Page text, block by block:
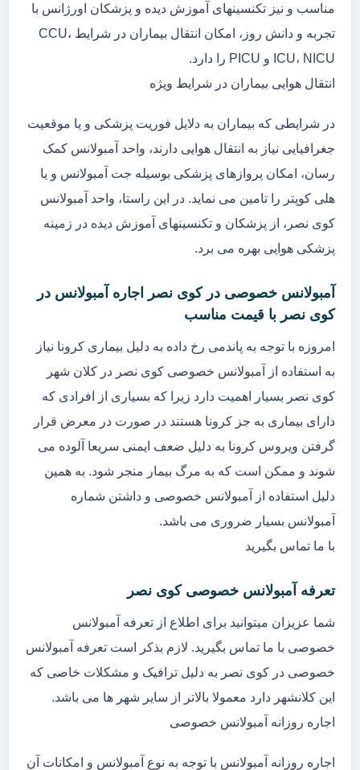
مناسب و نیز تکنسینهای آموزش دیده و پزشکان اورژانس با
تجربه و دانش روز، امکان انتقال بیماران در شرایط CCU،
ICU، NICU و PICU را دارد.
انتقال هوایی بیماران در شرایط ویژه
در شرایطی که بیماران به دلایل فوریت پزشکی و یا موقعیت
جغرافیایی نیاز به انتقال هوایی دارند، واحد آمبولانس کمک
رسان، امکان پروازهای پزشکی بوسیله جت آمبولانس و یا
هلی کوپتر را تامین می نماید. در این راستا، واحد آمبولانس
کوی نصر، از پزشکان و تکنسینهای آموزش دیده در زمینه
پزشکی هوایی بهره می برد.
آمبولانس خصوصی در کوی نصر اجاره آمبولانس در
کوی نصر با قیمت مناسب
امروزه با توجه به پاندمی رخ داده به دلیل بیماری کرونا نیاز
به استفاده از آمبولانس خصوصی کوی نصر در کلان شهر
کوی نصر بسیار اهمیت دارد زیرا که بسیاری از افرادی که
دارای بیماری به جز کرونا هستند در صورت در معرض قرار
گرفتن ویروس کرونا به دلیل ضعف ایمنی سریعا آلوده می
شوند و ممکن است که به مرگ بیمار منجر شود. به همین
دلیل استفاده از آمبولانس خصوصی و داشتن شماره
آمبولانس بسیار ضروری می باشد.
با ما تماس بگیرید
تعرفه آمبولانس خصوصی کوی نصر
شما عزیزان میتوانید برای اطلاع از تعرفه آمبولانس
خصوصی با ما تماس بگیرید. لازم بذکر است تعرفه آمبولانس
خصوصی در کوی نصر به دلیل ترافیک و مشکلات خاصی که
این کلانشهر دارد معمولا بالاتر از سایر شهر ها می باشد.
اجاره روزانه آمبولانس خصوصی
اجاره روزانه آمبولانس با توجه به نوع آمبولانس و امکانات آن